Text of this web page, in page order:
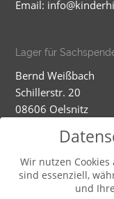
Email:
Lager für
Bernd Weißbach
Schillerstr. 20
08606 Oelsnitz
Dienstag - Mittwoch
9-12.00 und 13-
Wir nutzen
sind essenziell,
und